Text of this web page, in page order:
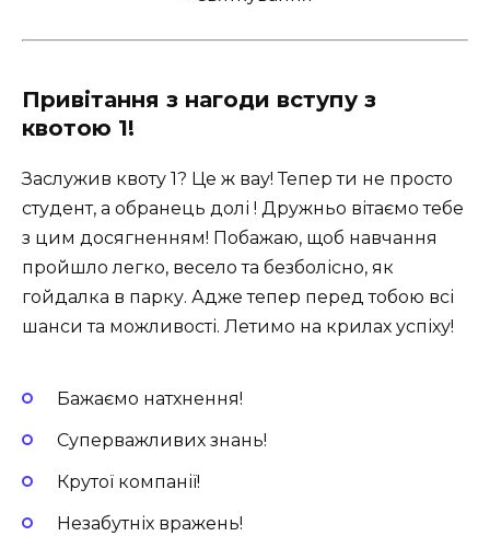
Привітання з нагоди вступу з
квотою 1!
Заслужив квоту 1? Це ж вау! Тепер ти не просто
студент, а обранець долі ! Дружньо вітаємо тебе
з цим досягненням! Побажаю, щоб навчання
пройшло легко, весело та безболісно, як
гойдалка в парку. Адже тепер перед тобою всі
шанси та можливості. Летимо на крилах успіху!
Бажаємо натхнення!
Суперважливих знань!
Крутої компанії!
Незабутніх вражень!